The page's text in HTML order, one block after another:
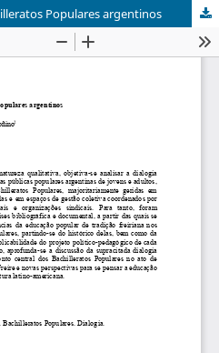
Populares argentinos